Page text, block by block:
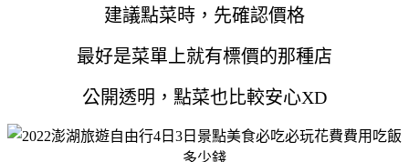
建議點菜時，先確認價格
最好是菜單上就有標價的那種店
公開透明，點菜也比較安心XD